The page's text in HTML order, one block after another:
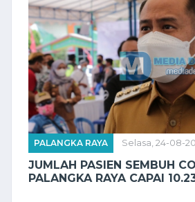
PALANGKA RAYA Selasa, 24-08-
JUMLAH PASIEN SEMBUH
PALANGKA RAYA CAPAI